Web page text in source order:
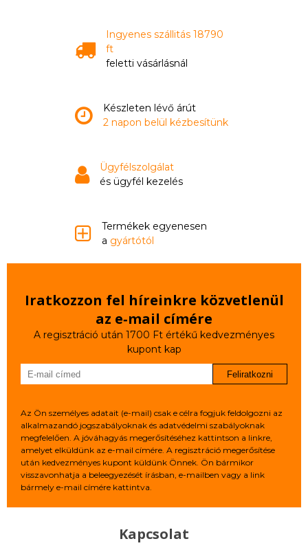
Ingyenes szállitás 18790
ft
feletti vásárlásnál
Készleten lévő árút
2 napon belül kézbesítünk
Ügyfélszolgálat
és ügyfél kezelés
Termékek egyenesen
a gyártótól
Iratkozzon fel híreinkre közvetlenül
az e‑mail címére
A regisztráció után 1700 Ft értékű kedvezményes
kupont kap
Feliratkozni
Az Ön személyes adatait (e-mail) csak e célra fogjuk feldolgozni az
alkalmazandó jogszabályoknak és adatvédelmi szabályoknak
megfelelően. A jóváhagyás megerősítéséhez kattintson a linkre,
amelyet elküldünk az e-mail címére. A regisztráció megerősítése
után kedvezményes kupont küldünk Önnek. Ön bármikor
visszavonhatja a beleegyezését írásban, e-mailben vagy a link
bármely e-mail címére kattintva.
Kapcsolat